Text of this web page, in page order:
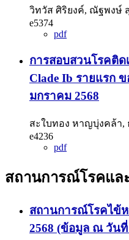
วิทวัส ศิริยงค์, ณัฐพงษ์
e5374
pdf
การสอบสวนโรคติด
Clade Ib รายแรก
มกราคม 2568
สะใบทอง หาญบุ่งคล้า
e4236
pdf
สถานการณ์โรคแล
สถานการณ์โรคไข้
2568 (ข้อมูล ณ วัน